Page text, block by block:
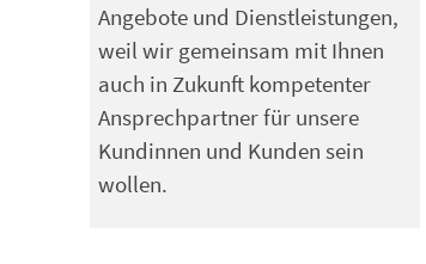
Angebote und Dienstleistungen,
weil wir gemeinsam mit Ihnen
auch in Zukunft kompetenter
Ansprechpartner für unsere
Kundinnen und Kunden sein
wollen.